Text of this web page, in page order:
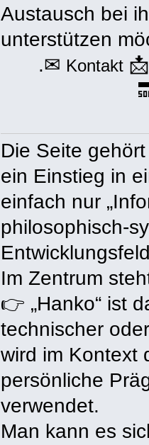
Austausch bei
unterstützen
.✉ Kontakt
Die Seite
ein Einstieg in
einfach nur
philosophisch-
Im Zentrum
👉 „Hanko“ ist
technischer
wird im Kontext
persönliche
verwendet.
Man kann es